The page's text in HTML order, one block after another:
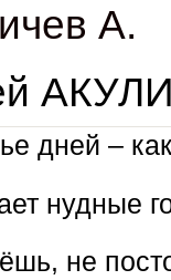
А.
дней –
нудные
не